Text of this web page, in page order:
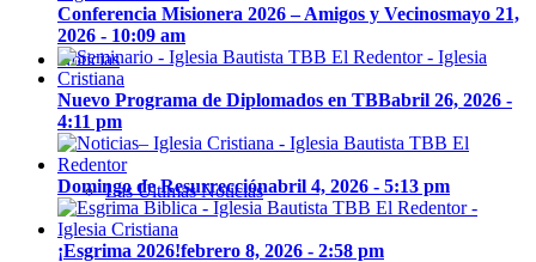
Noticias
Las Últimas Noticias
Conferencia Misionera 2026 – Amigos y Vecinosmayo 21,
2026 - 10:09 am
Nuevo Programa de Diplomados en TBBabril 26, 2026 -
4:11 pm
Domingo de Resurrecciónabril 4, 2026 - 5:13 pm
¡Esgrima 2026!febrero 8, 2026 - 2:58 pm